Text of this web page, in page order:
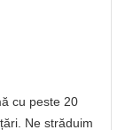
cu peste 20
Ne străduim